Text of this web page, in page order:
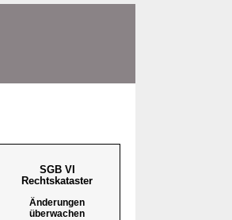
SGB VI
Rechtskataster
Änderungen
überwachen